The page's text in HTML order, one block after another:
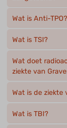
Wat is Anti-TPO?
Wat is TSI?
Wat doet
ziekte van
Wat is de ziekte
Wat is TBI?